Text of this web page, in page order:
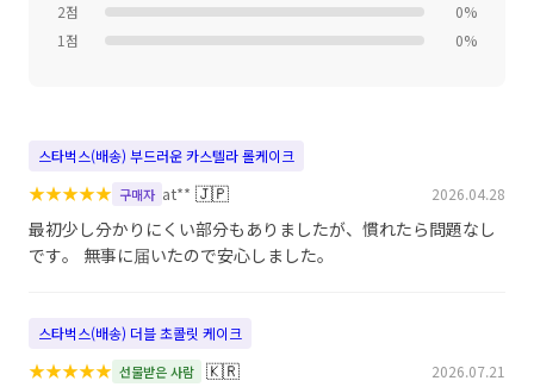
2점
0%
1점
0%
스타벅스(배송) 부드러운 카스텔라 롤케이크
★★★★★ 구매자 at** 🇯🇵 2026.04.28
最初少し分かりにくい部分もありましたが、慣れたら問題なし
です。 無事に届いたので安心しました。
스타벅스(배송) 더블 초콜릿 케이크
★★★★★ 선물받은 사람 🇰🇷 2026.07.21